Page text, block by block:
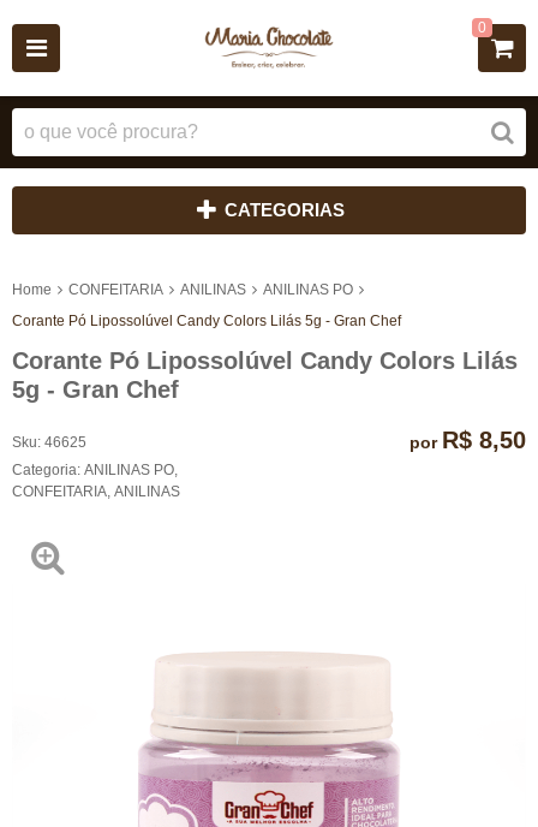
0
CATEGORIAS
Home CONFEITARIA ANILINAS
ANILINAS PO
Corante Pó Lipossolúvel Candy Colors Lilás 5g - Gran Chef
Corante Pó Lipossolúvel Candy Colors Lilás
5g - Gran Chef
Sku: 46625
Categoria: ANILINAS PO
CONFEITARIA ANILINAS
por R$ 8,50